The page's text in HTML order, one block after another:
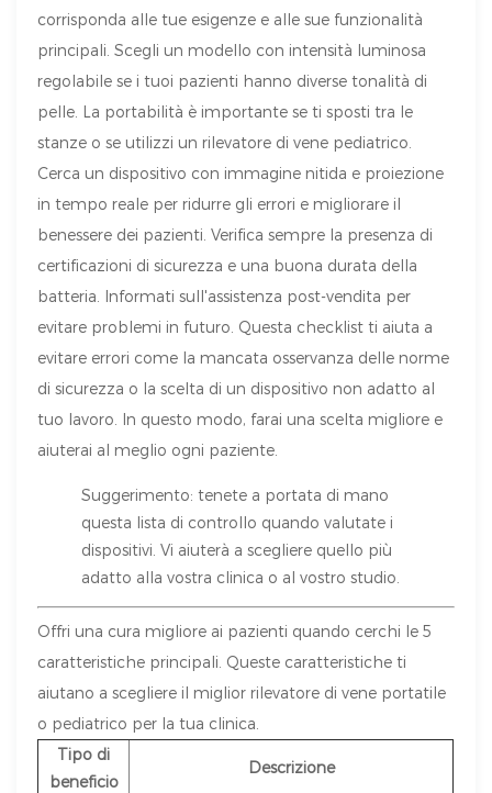
corrisponda alle tue esigenze e alle sue funzionalità
principali. Scegli un modello con intensità luminosa
regolabile se i tuoi pazienti hanno diverse tonalità di
pelle. La portabilità è importante se ti sposti tra le
stanze o se utilizzi un rilevatore di vene pediatrico.
Cerca un dispositivo con immagine nitida e proiezione
in tempo reale per ridurre gli errori e migliorare il
benessere dei pazienti. Verifica sempre la presenza di
certificazioni di sicurezza e una buona durata della
batteria. Informati sull'assistenza post-vendita per
evitare problemi in futuro. Questa checklist ti aiuta a
evitare errori come la mancata osservanza delle norme
di sicurezza o la scelta di un dispositivo non adatto al
tuo lavoro. In questo modo, farai una scelta migliore e
aiuterai al meglio ogni paziente.
Suggerimento: tenete a portata di mano
questa lista di controllo quando valutate i
dispositivi. Vi aiuterà a scegliere quello più
adatto alla vostra clinica o al vostro studio.
Offri una cura migliore ai pazienti quando cerchi le 5
caratteristiche principali. Queste caratteristiche ti
aiutano a scegliere il miglior rilevatore di vene portatile
o pediatrico per la tua clinica.
Tipo di
beneficio
Descrizione